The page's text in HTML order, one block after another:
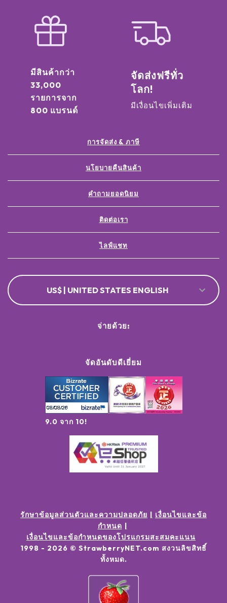
มีสินค้ากว่า
33,000
รายการจาก
800 แบรนด์
จัดส่งฟรีทั่ว
โลก!
มีเงื่อนไขเพิ่มเติม
การจัดส่ง & ภาษี
นโยบายคืนสินค้า
คำถามยอดนิยม
ติดต่อเรา
ไลฟ์แชท
US$ | UNITED STATES ENGLISH
จัดอันดับดีเยี่ยม
9.0 จาก 10!
จ่ายด้วย:
รักษาข้อมูลส่วนตัวและความปลอดภัย
เงื่อนไขและข้อ
กำหนด
เงื่อนไขและข้อกำหนดของโปรแกรมสะสมคะแนน
1998 - 2026 © StrawberryNET.com สงวนลิขสิทธิ์
ทั้งหมด.